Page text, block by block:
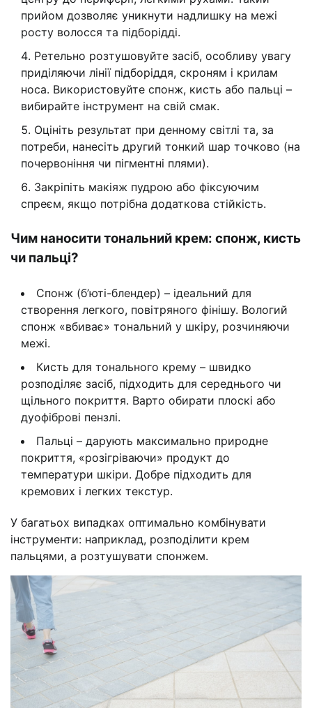
прийом дозволяє уникнути надлишку на межі
росту волосся та підборідді.
Ретельно розтушовуйте засіб, особливу увагу
приділяючи лінії підборіддя, скроням і крилам
носа. Використовуйте спонж, кисть або пальці –
вибирайте інструмент на свій смак.
Оцініть результат при денному світлі та, за
потреби, нанесіть другий тонкий шар точково (на
почервоніння чи пігментні плями).
Закріпіть макіяж пудрою або фіксуючим
спреєм, якщо потрібна додаткова стійкість.
Чим наносити тональний крем: спонж, кисть
чи пальці?
Спонж (б’юті-блендер) – ідеальний для
створення легкого, повітряного фінішу. Вологий
спонж «вбиває» тональний у шкіру, розчиняючи
межі.
Кисть для тонального крему – швидко
розподіляє засіб, підходить для середнього чи
щільного покриття. Варто обирати плоскі або
дуофіброві пензлі.
Пальці – дарують максимально природне
покриття, «розігріваючи» продукт до
температури шкіри. Добре підходить для
кремових і легких текстур.
У багатьох випадках оптимально комбінувати
інструменти: наприклад, розподілити крем
пальцями, а розтушувати спонжем.